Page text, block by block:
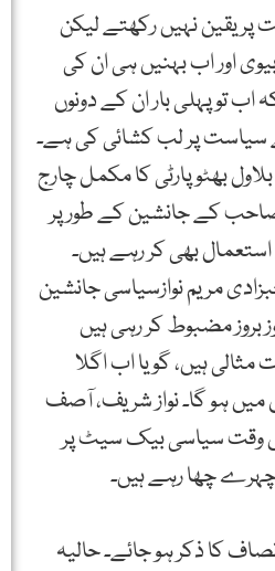
پر یقین نہیں رکھتے لیکن
اور اب بہنیں ہی ان کی
تو پہلی بار ان کے دونوں
سیاست پر لب کشائی کی ہے۔
بھٹو پارٹی کا مکمل چارج
کے جانشین کے طور پر
بھی کر رہے ہیں۔
مریم نوازسیاسی جانشین
بروز مضبوط کر رہی ہیں
ہیں، گویا اب اگلا
میں ہو گا۔ نواز شریف، آصف
وقت سیاسی بیک سیٹ پر
چھا رہے ہیں۔
کا ذکر ہو جائے۔ حالیہ